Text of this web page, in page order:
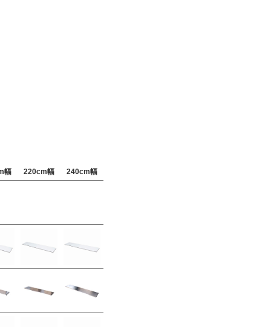
幅 220cm幅 240cm幅